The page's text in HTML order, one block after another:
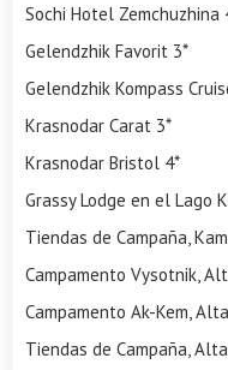
Sochi Hotel Zemchuzhina
Gelendzhik Favorit 3*
Gelendzhik Kompass
Krasnodar Carat 3*
Krasnodar Bristol 4*
Grassy Lodge en el Lago
Tiendas de Campaña,
Campamento Vysotnik,
Campamento Ak-Kem,
Tiendas de Campaña,